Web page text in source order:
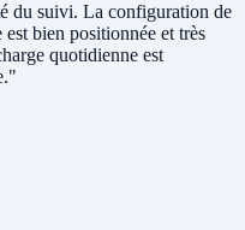
du suivi. La configuration de
bien positionnée et très
quotidienne est